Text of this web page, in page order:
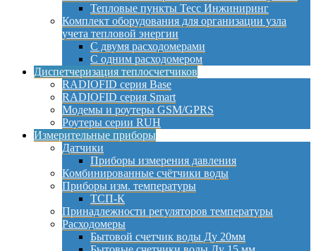
Тепловые пункты Тесс Инжиниринг
Комплект оборудования для организации узла
учета тепловой энергии
С двумя расходомерами
С одним расходомером
Диспетчеризация теплосчетчиков
RADIOFID серия Base
RADIOFID серия Smart
Модемы и роутеры GSM/GPRS
Роутеры серии RUH
Измерительные приборы
Датчики
Приборы измерения давления
Комбинированные счётчики воды
Приборы изм. температуры
ТСП-К
Принадлежности регуляторов температуры
Расходомеры
Бытовой счетчик воды Ду 20мм